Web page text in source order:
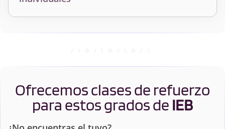
Ofrecemos clases de refuerzo
para estos grados de IEB